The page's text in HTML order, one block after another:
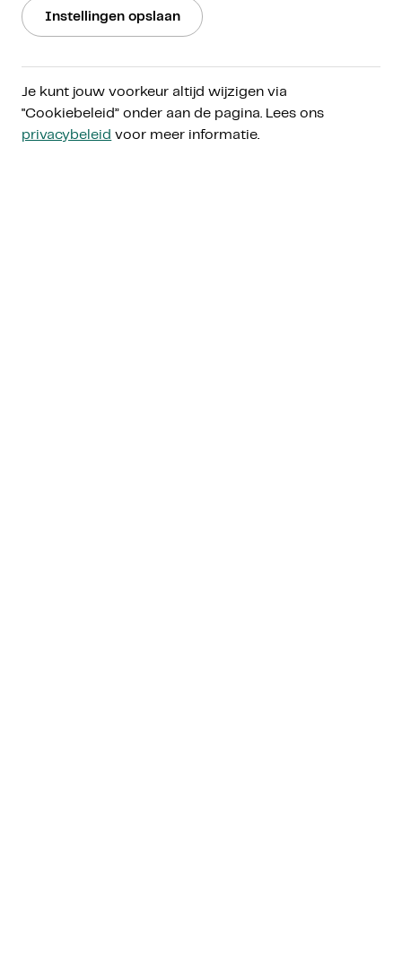
Deze week gaat alle aandacht uit naar de Bitcoin
ETF. De Amerikaanse toezichthouder neemt
zagen we dat BlackRock en Ark Invest vol de strijd
aangingen om de laagste tarieven voor de ETF.
Daarnaast behandelen we een vraag van een
Instellingen opslaan
Je kunt jouw voorkeur altijd wijzigen via
"Cookiebeleid” onder aan de pagina. Lees ons
privacybeleid voor meer informatie.